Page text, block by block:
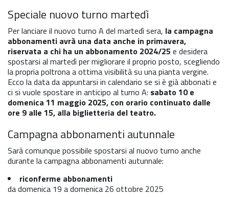
Speciale nuovo turno martedì
Per lanciare il nuovo turno A del martedì sera, la campagna
abbonamenti avrà una data anche in primavera,
riservata a chi ha un abbonamento 2024/25 e desidera
spostarsi al martedì per migliorare il proprio posto, scegliendo
la propria poltrona a ottima visibilità su una pianta vergine.
Ecco la data da appuntarsi in calendario se si è già abbonati e
ci si vuole spostare in anticipo al turno A: sabato 10 e
domenica 11 maggio 2025, con orario continuato dalle
ore 9 alle 15, alla biglietteria del teatro.
Campagna abbonamenti autunnale
Sarà comunque possibile spostarsi al nuovo turno anche
durante la campagna abbonamenti autunnale:
riconferme abbonamenti
da domenica 19 a domenica 26 ottobre 2025